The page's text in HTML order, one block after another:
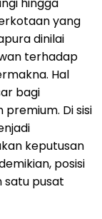
yang
dinilai
terhadap
Hal
bagi
Di sisi
keputusan
posisi
satu pusat